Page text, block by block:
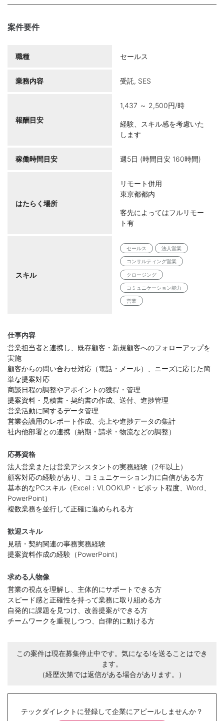
案件要件
職種 セールス
業務内容 受託, SES
報酬目安
1,437 ～ 2,500円/時
経験、スキル感を考慮いた
します
稼働時間目安 週5日 (時間目安 160時間)
はたらく場所
リモート併用
東京都都内
客先によってはフルリモー
ト有
スキル
セールス 法人営業
コンサルティング営業
クロージング
コミュニケーション能力
営業
仕事内容
営業担当者と連携し、既存顧客・新規顧客へのフォローアップを
実施
顧客からの問い合わせ対応（電話・メール）、ニーズに応じた簡
単な提案対応
商談日程の調整やアポイントの獲得・管理
提案資料・見積書・契約書の作成、送付、進捗管理
営業活動に関するデータ管理
営業会議用のレポート作成、売上や進捗データの集計
社内他部署との連携（納期・請求・物流などの調整）
応募資格
法人営業または営業アシスタントの実務経験（2年以上）
顧客対応の経験があり、コミュニケーション力に自信がある方
基本的なPCスキル（Excel：VLOOKUP・ピボット程度、Word、
PowerPoint）
複数業務を並行して正確に進められる方
歓迎スキル
見積・契約関連の事務実務経験
提案資料作成の経験（PowerPoint）
求める人物像
営業の視点を理解し、主体的にサポートできる方
スピード感と正確性を持って業務に取り組める方
自発的に課題を見つけ、改善提案ができる方
チームワークを重視しつつ、自律的に動ける方
この案件は現在募集停止中です。気になる!を送ることはでき
ます。
（経歴次第では返信がある場合があります。）
テックダイレクトに登録して企業にアピールしませんか？